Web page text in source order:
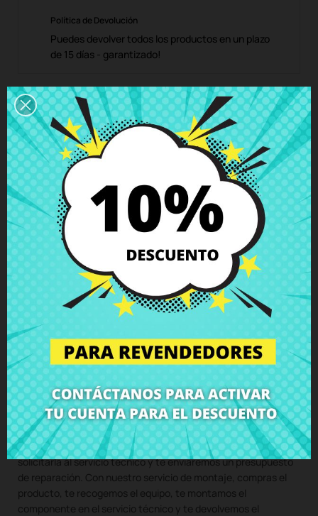
Política de Devolución
Puedes devolver todos los productos en un plazo
de 15 días - garantizado!
Descripción
Detalles del producto
Grados
Altavoz Lenovo IdeaPad Flex 14
CompraAltavoz Lenovo IdeaPad Flex 14
al mejor precio en
CRParts - PRODUCTO USADO ORIGINAL - disponible también
con nuestro servicio de montaje.
Si necesitas una reparación para tu ordenador puedes
solicitarla al servicio técnico y te enviaremos un presupuesto
de reparación. Con nuestro servicio de montaje, compras el
producto, te recogemos el equipo, te montamos el
componente en el servicio técnico y te devolvemos el